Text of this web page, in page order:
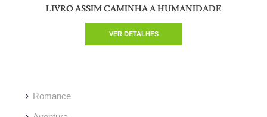
LIVRO ASSIM CAMINHA A HUMANIDADE
VER DETALHES
Romance